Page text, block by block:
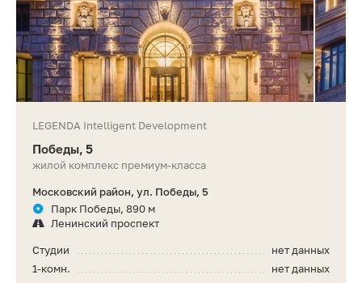
LEGENDA Intelligent Development
Победы, 5
жилой комплекс премиум-класса
Московский район, ул. Победы, 5
Парк Победы, 890 м
Ленинский проспект
нет данных
Студии
нет данных
1-комн.